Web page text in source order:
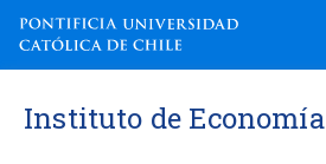
Instituto de Economía